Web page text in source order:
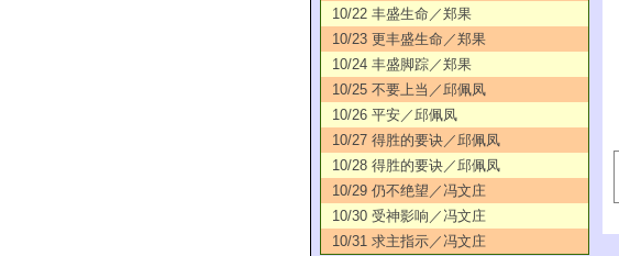
10/22 丰盛生命／郑果
10/23 更丰盛生命／郑果
10/24 丰盛脚踪／郑果
10/25 不要上当／邱佩凤
10/26 平安／邱佩凤
10/27 得胜的要诀／邱佩凤
10/28 得胜的要诀／邱佩凤
10/29 仍不绝望／冯文庄
10/30 受神影响／冯文庄
10/31 求主指示／冯文庄